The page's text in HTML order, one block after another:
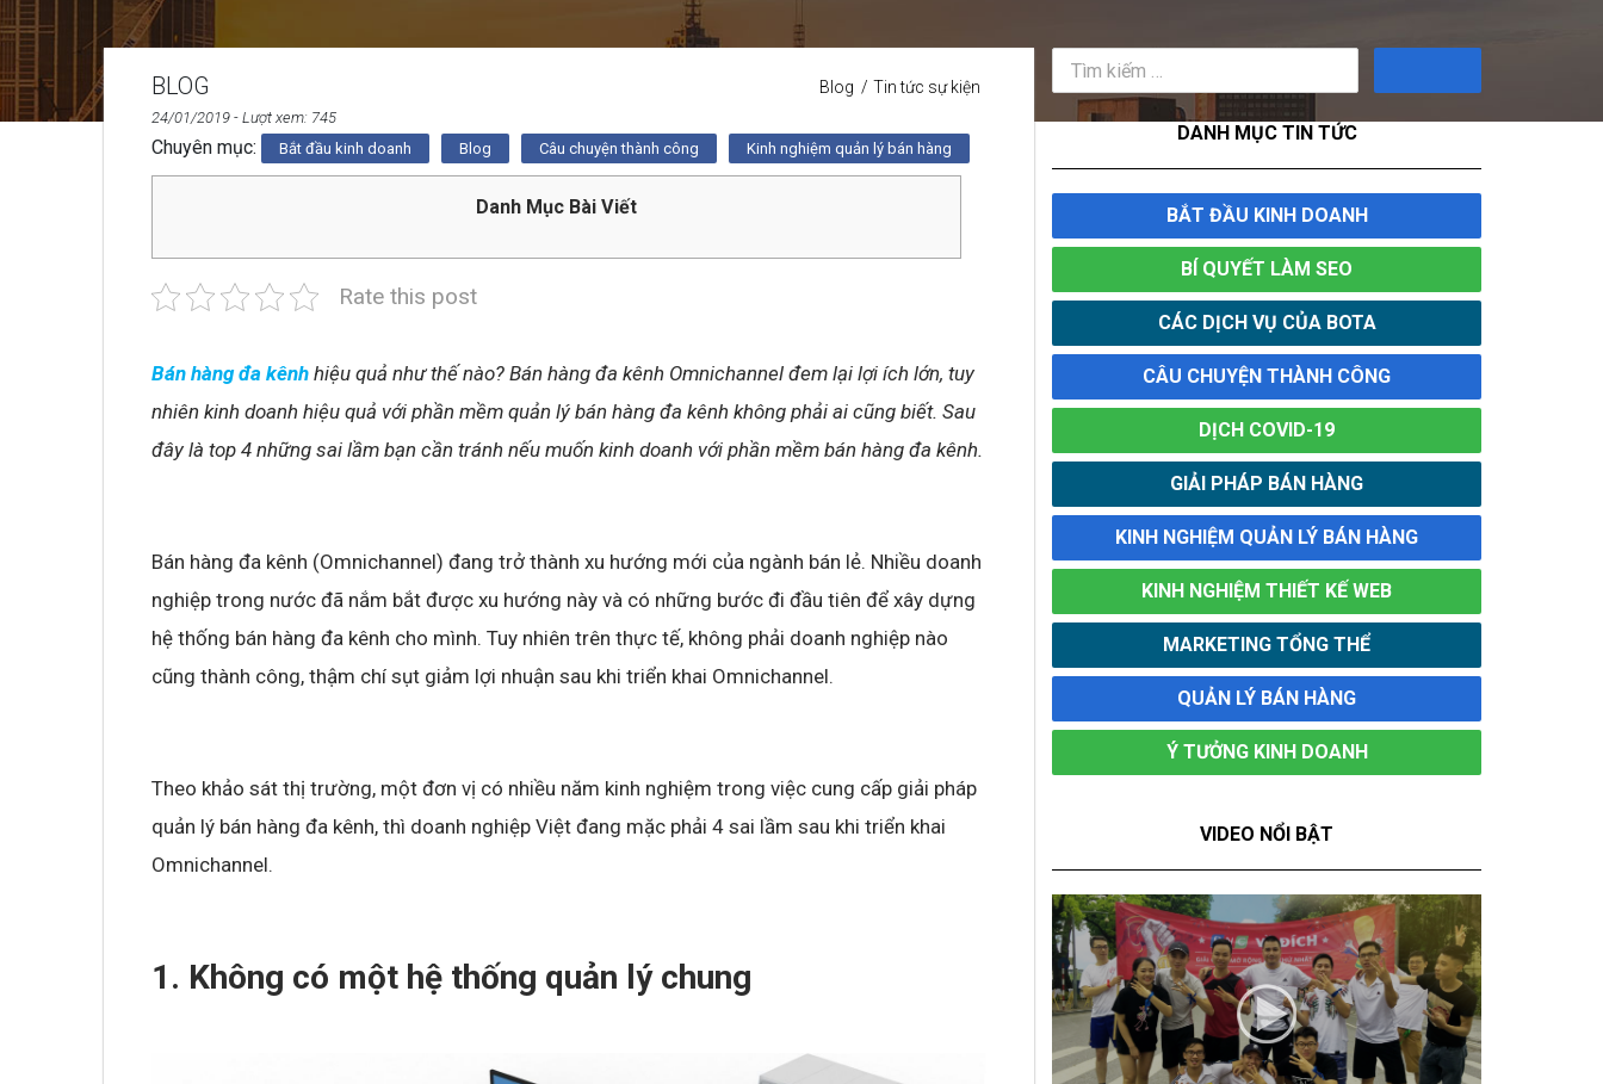
BLOG Blog Tin tức sự kiện
24/01/2019 - Lượt xem: 745
Chuyên mục: Bắt đầu kinh doanh Blog Câu chuyện thành công Kinh nghiệm quản lý bán hàng
Danh Mục Bài Viết
Rate this post
Bán hàng đa kênh hiệu quả như thế nào? Bán hàng đa kênh Omnichannel đem lại lợi ích lớn, tuy
nhiên kinh doanh hiệu quả với phần mềm quản lý bán hàng đa kênh không phải ai cũng biết. Sau
đây là top 4 những sai lầm bạn cần tránh nếu muốn kinh doanh với phần mềm bán hàng đa kênh.
Bán hàng đa kênh (Omnichannel) đang trở thành xu hướng mới của ngành bán lẻ. Nhiều doanh
nghiệp trong nước đã nắm bắt được xu hướng này và có những bước đi đầu tiên để xây dựng
hệ thống bán hàng đa kênh cho mình. Tuy nhiên trên thực tế, không phải doanh nghiệp nào
cũng thành công, thậm chí sụt giảm lợi nhuận sau khi triển khai Omnichannel.
Theo khảo sát thị trường, một đơn vị có nhiều năm kinh nghiệm trong việc cung cấp giải pháp
quản lý bán hàng đa kênh, thì doanh nghiệp Việt đang mặc phải 4 sai lầm sau khi triển khai
Omnichannel.
1. Không có một hệ thống quản lý chung
DANH MỤC TIN TỨC
BẮT ĐẦU KINH DOANH
BÍ QUYẾT LÀM SEO
CÁC DỊCH VỤ CỦA BOTA
CÂU CHUYỆN THÀNH CÔNG
DỊCH COVID-19
GIẢI PHÁP BÁN HÀNG
KINH NGHIỆM QUẢN LÝ BÁN HÀNG
KINH NGHIỆM THIẾT KẾ WEB
MARKETING TỔNG THỂ
QUẢN LÝ BÁN HÀNG
Ý TƯỞNG KINH DOANH
VIDEO NỔI BẬT